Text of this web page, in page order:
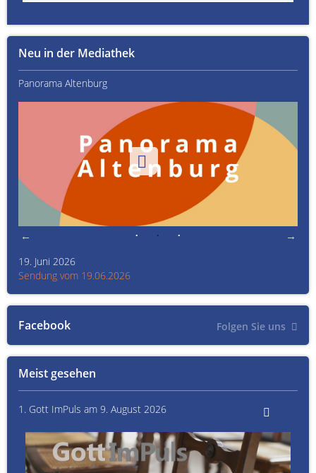
Meist gesehen
1. Gott ImPuls am 9. August 2026
Facebook Folgen Sie uns
Neu in der Mediathek
Panorama Altenburg
19. Juni 2026
Sendung vom 19.06.2026